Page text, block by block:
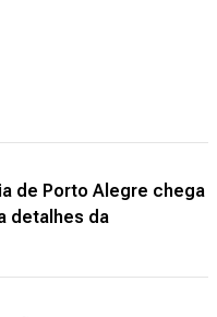
de Porto Alegre chega
detalhes da